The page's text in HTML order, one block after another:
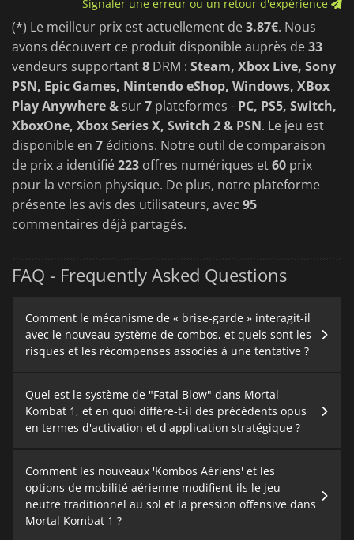
Signaler une erreur ou un retour d'expérience
(*) Le meilleur prix est actuellement de3.87€. Nous
avons découvert ce produit disponible auprès de33
vendeurs supportant8 DRM : Steam, Xbox Live, Sony
PSN, Epic Games, Nintendo eShop, Windows, XBox
Play Anywhere & sur7 plateformes - PC, PS5, Switch,
XboxOne, Xbox Series X, Switch 2 & PSN. Le jeu est
disponible en 7 éditions. Notre outil de comparaison
de prix a identifié223 offres numériques et60 prix
pour la version physique. De plus, notre plateforme
présente les avis des utilisateurs, avec 95
commentaires déjà partagés.
FAQ - Frequently Asked Questions
Comment le mécanisme de « brise-garde » interagit-il
avec le nouveau système de combos, et quels sont les
risques et les récompenses associés à une tentative ?
Quel est le système de "Fatal Blow" dans Mortal
Kombat 1, et en quoi diffère-t-il des précédents opus
en termes d'activation et d'application stratégique ?
Comment les nouveaux 'Kombos Aériens' et les
options de mobilité aérienne modifient-ils le jeu
neutre traditionnel au sol et la pression offensive dans
Mortal Kombat 1 ?